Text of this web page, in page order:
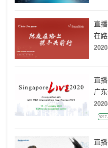
直
在
直
广
9217
直